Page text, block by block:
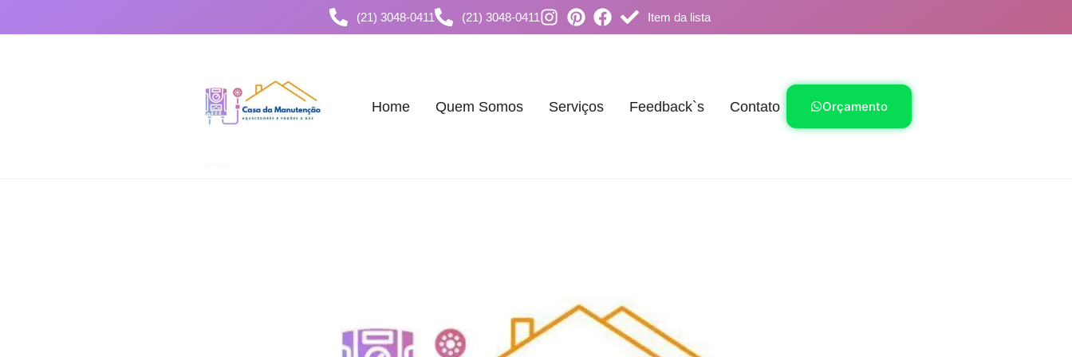
(21) 3048-0411 (21) 3048-0411 Item da lista
Home Quem Somos Serviços Feedback`s Contato Orçamento